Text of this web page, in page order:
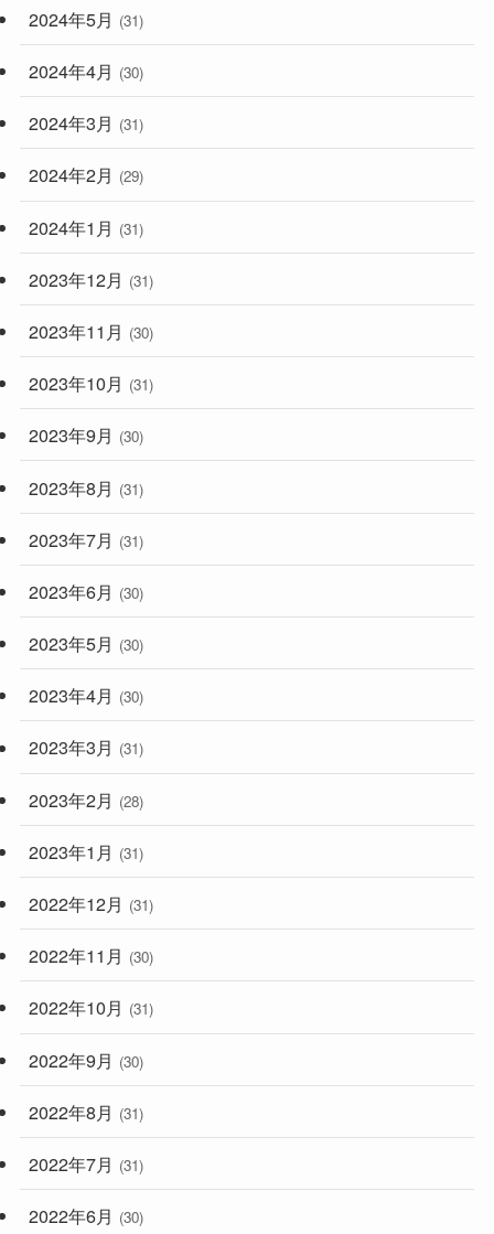
2024年5月 (31)
2024年4月 (30)
2024年3月 (31)
2024年2月 (29)
2024年1月 (31)
2023年12月 (31)
2023年11月 (30)
2023年10月 (31)
2023年9月 (30)
2023年8月 (31)
2023年7月 (31)
2023年6月 (30)
2023年5月 (30)
2023年4月 (30)
2023年3月 (31)
2023年2月 (28)
2023年1月 (31)
2022年12月 (31)
2022年11月 (30)
2022年10月 (31)
2022年9月 (30)
2022年8月 (31)
2022年7月 (31)
2022年6月 (30)